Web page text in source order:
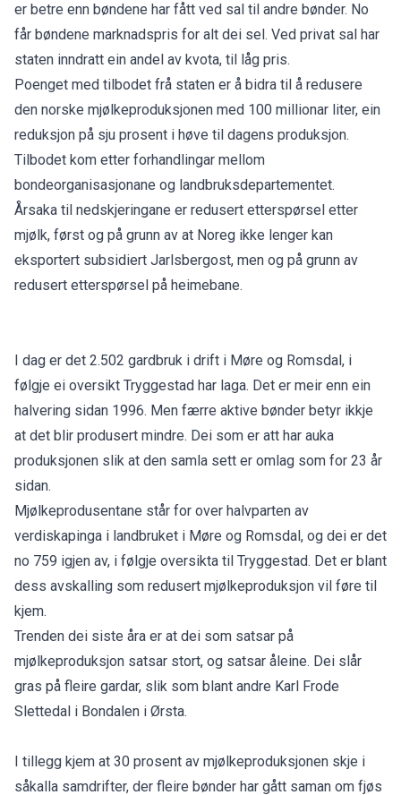
er betre enn bøndene har fått ved sal til andre bønder. No
får bøndene marknadspris for alt dei sel. Ved privat sal har
staten inndratt ein andel av kvota, til låg pris.
Poenget med tilbodet frå staten er å bidra til å redusere
den norske mjølkeproduksjonen med 100 millionar liter, ein
reduksjon på sju prosent i høve til dagens produksjon.
Tilbodet kom etter forhandlingar mellom
bondeorganisasjonane og landbruksdepartementet.
Årsaka til nedskjeringane er redusert etterspørsel etter
mjølk, først og på grunn av at Noreg ikke lenger kan
eksportert subsidiert Jarlsbergost, men og på grunn av
redusert etterspørsel på heimebane.
I dag er det 2.502 gardbruk i drift i Møre og Romsdal, i
følgje ei oversikt Tryggestad har laga. Det er meir enn ein
halvering sidan 1996. Men færre aktive bønder betyr ikkje
at det blir produsert mindre. Dei som er att har auka
produksjonen slik at den samla sett er omlag som for 23 år
sidan.
Mjølkeprodusentane står for over halvparten av
verdiskapinga i landbruket i Møre og Romsdal, og dei er det
no 759 igjen av, i følgje oversikta til Tryggestad. Det er blant
dess avskalling som redusert mjølkeproduksjon vil føre til
kjem.
Trenden dei siste åra er at dei som satsar på
mjølkeproduksjon satsar stort, og satsar åleine. Dei slår
gras på fleire gardar, slik som blant andre Karl Frode
Slettedal i Bondalen i Ørsta.
I tillegg kjem at 30 prosent av mjølkeproduksjonen skje i
såkalla samdrifter, der fleire bønder har gått saman om fjøs